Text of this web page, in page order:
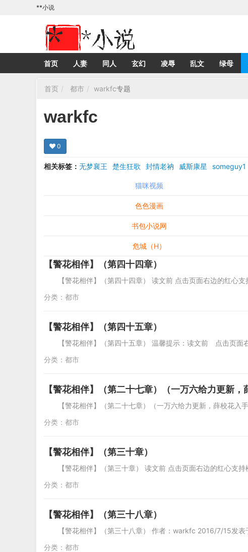
**小说
首页 人妻 同人 玄幻 凌辱 乱文 绿母
首页 都市 warkfc专题
warkfc
0
相关标签： 无梦襄王 楚生狂歌 封情老衲 威斯康星 someguy1
猫咪视频
色色漫画
书包小说网
危城（H）
【警花相伴】（第四十四章）
【警花相伴】（第四十四章） 读文前 点击页面右边的红心
分类： 都市
【警花相伴】（第四十五章）
【警花相伴】（第四十五章） 温馨提示：读文前 点击页面
分类： 都市
【警花相伴】（第二十七章）（一万六给力更新，
【警花相伴】（第二十七章）（一万六给力更新，薛校花入
分类： 都市
【警花相伴】（第三十章）
【警花相伴】（第三十章） 读文前 点击页面右边的红心支
分类： 都市
【警花相伴】（第三十八章）
【警花相伴】（第三十八章） 作者：warkfc 2016/7/15发
分类： 都市